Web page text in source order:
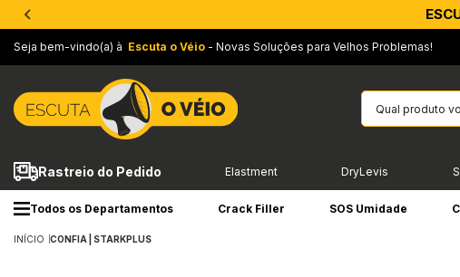
Seja bem-vindo(a) à Escuta o Véio - Novas Soluções para Velhos Problemas!
Rastreio do Pedido Elastment DryLevis
Todos os Departamentos Crack Filler SOS Umidade
INÍCIO CONFIA | STARKPLUS